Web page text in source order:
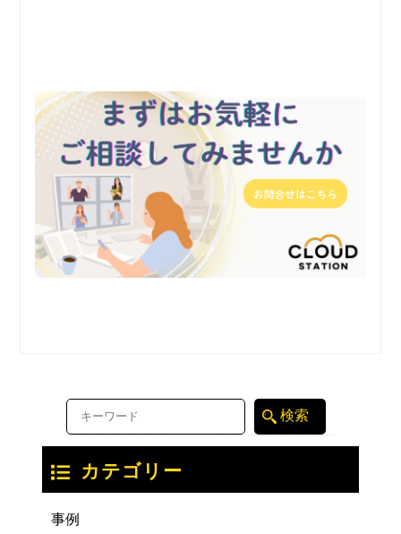
カテゴリー
事例